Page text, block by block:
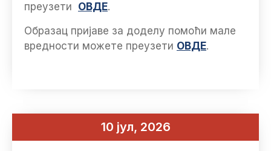
преузети ОВДЕ.
Образац пријаве за доделу помоћи мале
вредности можете преузети ОВДЕ.
10 јул, 2026